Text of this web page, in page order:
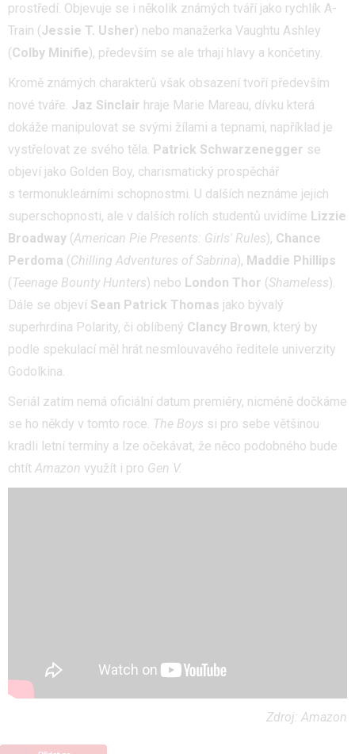
prostředí. Objevuje se i několik známých tváří jako rychlík A-
Train (Jessie T. Usher) nebo manažerka Vaughtu Ashley
(Colby Minifie), především se ale trhají hlavy a končetiny.
Kromě známých charakterů však obsazení tvoří především
nové tváře. Jaz Sinclair hraje Marie Mareau, dívku která
dokáže manipulovat se svými žílami a tepnami, například je
vystřelovat ze svého těla. Patrick Schwarzenegger se
objeví jako Golden Boy, charismatický prospěchář
s termonukleárními schopnostmi. U dalších neznáme jejich
superschopnosti, ale v dalších rolích studentů uvidíme Lizzie
Broadway (American Pie Presents: Girls' Rules), Chance
Perdoma (Chilling Adventures of Sabrina), Maddie Phillips
(Teenage Bounty Hunters) nebo London Thor (Shameless).
Dále se objeví Sean Patrick Thomas jako bývalý
superhrdina Polarity, či oblíbený Clancy Brown, který by
podle spekulací měl hrát nesmlouvavého ředitele univerzity
Godolkina.
Seriál zatím nemá oficiální datum premiéry, nicméně dočkáme
se ho někdy v tomto roce. The Boys si pro sebe většinou
kradli letní termíny a lze očekávat, že něco podobného bude
chtít Amazon využít i pro Gen V.
Zdroj: Amazon